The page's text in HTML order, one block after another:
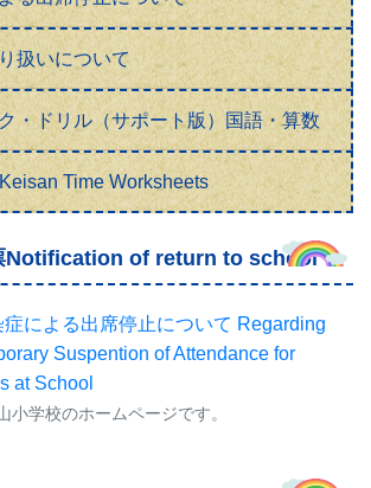
扱いについて
・ドリル（サポート版）国語・算数
Time Worksheets
Notification of return to school
による出席停止について Regarding
Suspention of Attendance for
at School
小学校のホームページです。